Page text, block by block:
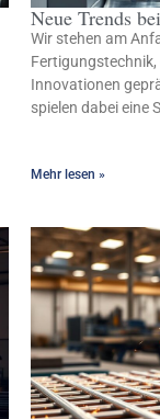
Neue Trends
Wir stehen am
Innovationen
spielen dabei eine
Mehr lesen »